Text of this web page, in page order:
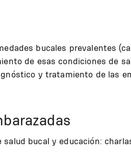
bucales prevalentes
de esas condiciones de
y tratamiento de las
bucal y educación: